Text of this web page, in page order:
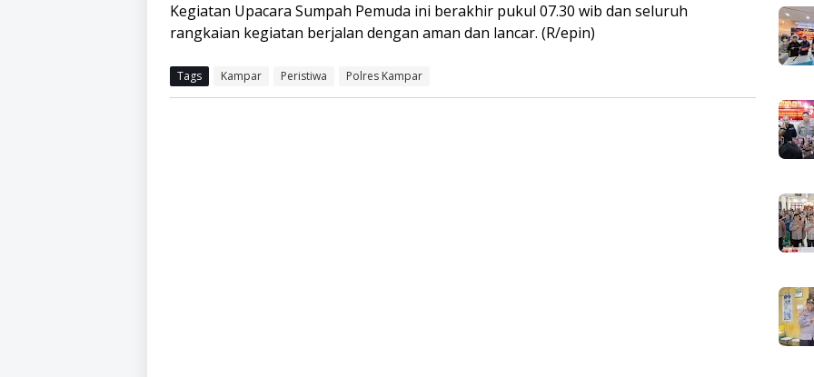
Kegiatan Upacara Sumpah Pemuda ini berakhir pukul 07.30 wib dan seluruh
rangkaian kegiatan berjalan dengan aman dan lancar. (R/epin)
Tags Kampar Peristiwa Polres Kampar